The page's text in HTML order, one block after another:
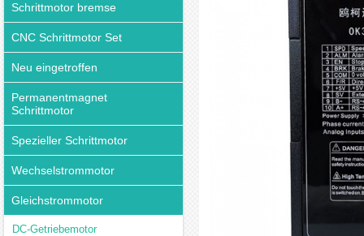
Schrittmotor bremse
CNC Schrittmotor Set
Neu eingetroffen
Permanentmagnet
Schrittmotor
Spezieller Schrittmotor
Wechselstrommotor
Gleichstrommotor
DC-Getriebemotor